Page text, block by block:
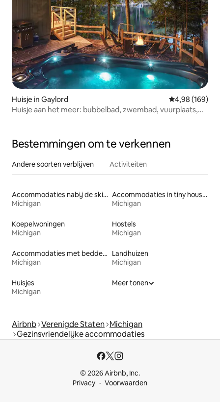
Huisje in Gaylord Gemiddelde
4,98 (169)
Huisje aan het meer: bubbelbad, zwembad, vuurplaats,
Bestemmingen om te verkennen
Andere soorten verblijven Activiteiten
Accommodaties nabij de skipiste
Michigan
Accommodaties in tiny houses
Michigan
Koepelwoningen
Michigan
Hostels
Michigan
Accommodaties met bedden op toegankelijke hoogte
Michigan
Landhuizen
Michigan
Huisjes
Michigan
Meer tonen
Airbnb Verenigde Staten Michigan
Gezinsvriendelijke accommodaties
© 2026 Airbnb, Inc.
Privacy
Voorwaarden